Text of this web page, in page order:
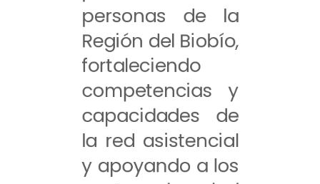
personas de la
Región del Biobío,
fortaleciendo
competencias y
capacidades de
la red asistencial
y apoyando a los